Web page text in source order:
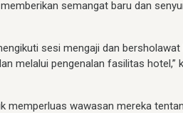
semangat baru dan
sesi mengaji dan bersholawat
melalui pengenalan fasilitas hotel,”
memperluas wawasan mereka